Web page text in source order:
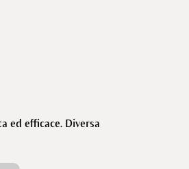
ed efficace. Diversa